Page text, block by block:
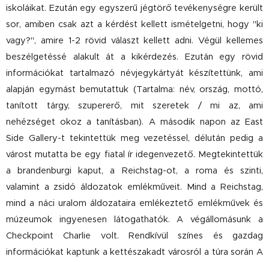
iskoláikat. Ezután egy egyszerű jégtörő tevékenységre került
sor, amiben csak azt a kérdést kellett ismételgetni, hogy "ki
vagy?", amire 1-2 rövid választ kellett adni. Végül kellemes
beszélgetéssé alakult át a kikérdezés. Ezután egy rövid
információkat tartalmazó névjegykártyát készítettünk, ami
alapján egymást bemutattuk (Tartalma: név, ország, mottó,
tanított tárgy, szupererő, mit szeretek / mi az, ami
nehézséget okoz a tanításban). A második napon az East
Side Gallery-t tekintettük meg vezetéssel, délután pedig a
várost mutatta be egy fiatal ír idegenvezető. Megtekintettük
a brandenburgi kaput, a Reichstag-ot, a roma és szinti,
valamint a zsidó áldozatok emlékműveit. Mind a Reichstag,
mind a náci uralom áldozataira emlékeztető emlékművek és
múzeumok ingyenesen látogathatók. A végállomásunk a
Checkpoint Charlie volt. Rendkívül színes és gazdag
információkat kaptunk a kettészakadt városról a túra során A